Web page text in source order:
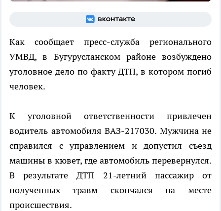
Как сообщает пресс-служба регионального
УМВД, в Бугурусланском районе возбуждено
уголовное дело по факту ДТП, в котором погиб
человек.
К уголовной ответственности привлечен
водитель автомобиля ВАЗ-217030. Мужчина не
справился с управлением и допустил съезд
машины в кювет, где автомобиль перевернулся.
В результате ДТП 21-летний пассажир от
полученных травм скончался на месте
происшествия.